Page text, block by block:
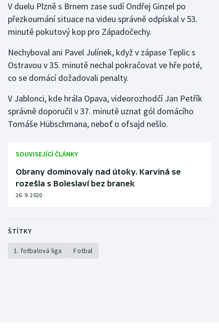
Házená
Jezdectví
Judo
Krasobruslení
Lezení
Lyže a snowboard
Moderní pětiboj
Motorsport
Olympijské hry
Plavání
V duelu Plzně s Brnem zase sudí Ondřej Ginzel po
přezkoumání situace na videu správně odpískal v 53.
minutě pokutový kop pro Západočechy.
Nechyboval ani Pavel Julínek, když v zápase Teplic s
Ostravou v 35. minutě nechal pokračovat ve hře poté,
co se domácí dožadovali penalty.
V Jablonci, kde hrála Opava, videorozhodčí Jan Petřík
správně doporučil v 37. minutě uznat gól domácího
Tomáše Hübschmana, neboť o ofsajd nešlo.
SOUVISEJÍCÍ ČLÁNKY
Obrany dominovaly nad útoky. Karviná se
rozešla s Boleslaví bez branek
26. 9. 2020
ŠTÍTKY
1. fotbalová liga Fotbal